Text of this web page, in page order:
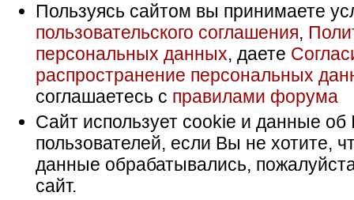
Пользуясь сайтом вы принимаете
пользовательского соглашения,
персональных данных, даете
распространение персональных
соглашаетесь с правилами форума
Сайт использует cookie и данные об
пользователей, если Вы не хотите,
данные обрабатывались,
сайт.